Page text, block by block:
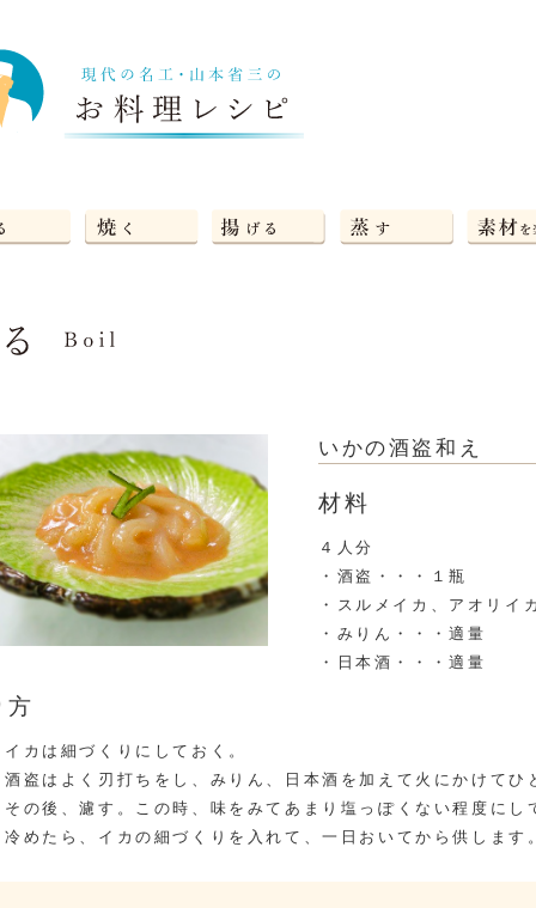
いかの酒盗和え
材料
４人分
・酒盗・・・１瓶
・スルメイカ、アオリイ
・みりん・・・適量
・日本酒・・・適量
方
イカは細づくりにしておく。
酒盗はよく刃打ちをし、みりん、日本酒を加えて火にかけてひ
その後、濾す。この時、味をみてあまり塩っぽくない程度にし
冷めたら、イカの細づくりを入れて、一日おいてから供します。